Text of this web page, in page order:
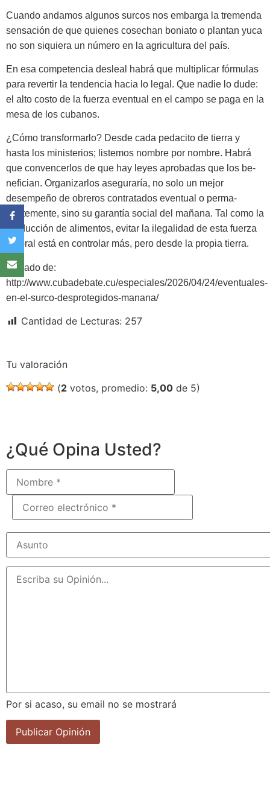
Cuando andamos algunos sur­cos nos embarga la tremenda
sensa­ción de que quienes cosechan bonia­to o plantan yuca
no son siquiera un número en la agricultura del país.
En esa competencia desleal ha­brá que multiplicar fórmulas
para revertir la tendencia hacia lo legal. Que nadie lo dude:
el alto costo de la fuerza eventual en el campo se paga en la
mesa de los cubanos.
¿Cómo transformarlo? Desde cada pedacito de tierra y
hasta los ministerios; listemos nombre por nombre. Habrá
que convencerlos de que hay leyes aprobadas que los be­
nefician. Organizarlos aseguraría, no solo un mejor
desempeño de obre­ros contratados eventual o perma­
nentemente, sino su garantía social del mañana. Tal como la
producción de alimentos, evitar la ilegalidad de esta fuerza
laboral está en controlar más, pero desde la propia tierra.
Tomado de:
http://www.cubadebate.cu/especiales/2026/04/24/eventuales-
en-el-surco-desprotegidos-manana/
Cantidad de Lecturas: 257
Tu valoración
(2 votos, promedio: 5,00 de 5)
¿Qué Opina Usted?
Por si acaso, su email no se mostrará